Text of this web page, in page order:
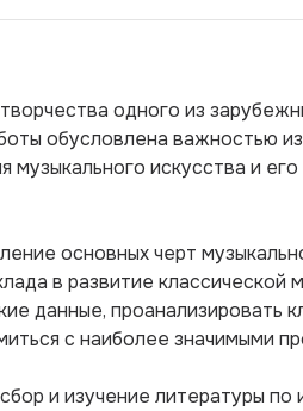
одного из
обусловлена важностью
искусства и
основных черт
в развитие классической
данные, проанализировать
с наиболее значимыми
и изучение литературы по